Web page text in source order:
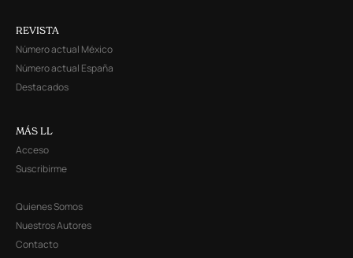
REVISTA
Número actual México
Número actual España
Destacados
MÁS LL
Acceso
Suscribirme
Quienes Somos
Nuestros Autores
Contacto